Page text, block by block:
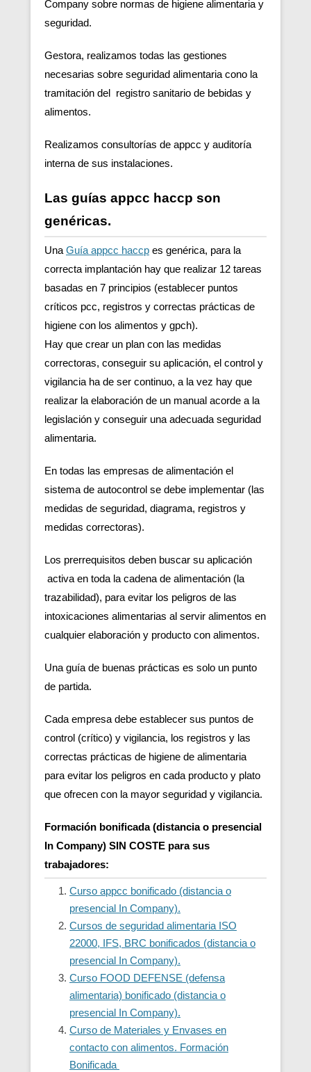
Company sobre normas de higiene alimentaria y
seguridad.
Gestora, realizamos todas las gestiones
necesarias sobre seguridad alimentaria cono la
tramitación del registro sanitario de bebidas y
alimentos.
Realizamos consultorías de appcc y auditoría
interna de sus instalaciones.
Las guías appcc haccp son
genéricas.
Una Guía appcc haccp es genérica, para la
correcta implantación hay que realizar 12 tareas
basadas en 7 principios (establecer puntos
críticos pcc, registros y correctas prácticas de
higiene con los alimentos y gpch).
Hay que crear un plan con las medidas
correctoras, conseguir su aplicación, el control y
vigilancia ha de ser continuo, a la vez hay que
realizar la elaboración de un manual acorde a la
legislación y conseguir una adecuada seguridad
alimentaria.
En todas las empresas de alimentación el
sistema de autocontrol se debe implementar (las
medidas de seguridad, diagrama, registros y
medidas correctoras).
Los prerrequisitos deben buscar su aplicación
activa en toda la cadena de alimentación (la
trazabilidad), para evitar los peligros de las
intoxicaciones alimentarias al servir alimentos en
cualquier elaboración y producto con alimentos.
Una guía de buenas prácticas es solo un punto
de partida.
Cada empresa debe establecer sus puntos de
control (crítico) y vigilancia, los registros y las
correctas prácticas de higiene de alimentaria
para evitar los peligros en cada producto y plato
que ofrecen con la mayor seguridad y vigilancia.
Formación bonificada (distancia o presencial
In Company) SIN COSTE para sus
trabajadores:
Curso appcc bonificado (distancia o
presencial In Company).
Cursos de seguridad alimentaria ISO
22000, IFS, BRC bonificados (distancia o
presencial In Company).
Curso FOOD DEFENSE (defensa
alimentaria) bonificado (distancia o
presencial In Company).
Curso de Materiales y Envases en
contacto con alimentos. Formación
Bonificada